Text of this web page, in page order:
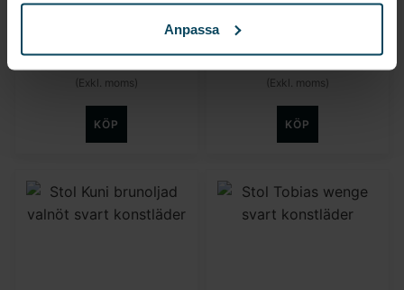
Anpassa
Stol James wenge
1 618kr
(Exkl. moms)
KÖP
Stol Jessica valnöt
1 319,20kr
(Exkl. moms)
KÖP